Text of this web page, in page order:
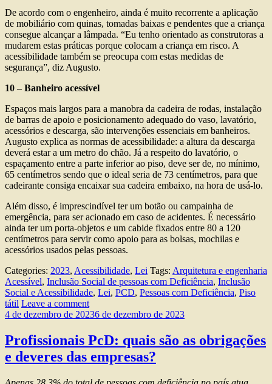
De acordo com o engenheiro, ainda é muito recorrente a aplicação
de mobiliário com quinas, tomadas baixas e pendentes que a criança
consegue alcançar a lâmpada. “Eu tenho orientado as construtoras a
mudarem estas práticas porque colocam a criança em risco. A
acessibilidade também se preocupa com estas medidas de
segurança”, diz Augusto.
10 – Banheiro acessível
Espaços mais largos para a manobra da cadeira de rodas, instalação
de barras de apoio e posicionamento adequado do vaso, lavatório,
acessórios e descarga, são intervenções essenciais em banheiros.
Augusto explica as normas de acessibilidade: a altura da descarga
deverá estar a um metro do chão. Já a respeito do lavatório, o
espaçamento entre a parte inferior ao piso, deve ser de, no mínimo,
65 centímetros sendo que o ideal seria de 73 centímetros, para que
cadeirante consiga encaixar sua cadeira embaixo, na hora de usá-lo.
Além disso, é imprescindível ter um botão ou campainha de
emergência, para ser acionado em caso de acidentes. É necessário
ainda ter um porta-objetos e um cabide fixados entre 80 a 120
centímetros para servir como apoio para as bolsas, mochilas e
acessórios usados pelas pessoas.
Categories: 2023, Acessibilidade, Lei Tags: Arquitetura e engenharia
Acessível, Inclusão Social de pessoas com Deficiência, Inclusão
Social e Acessibilidade, Lei, PCD, Pessoas com Deficiência, Piso
tátil Leave a comment
4 de dezembro de 20236 de dezembro de 2023
Profissionais PcD: quais são as obrigações
e deveres das empresas?